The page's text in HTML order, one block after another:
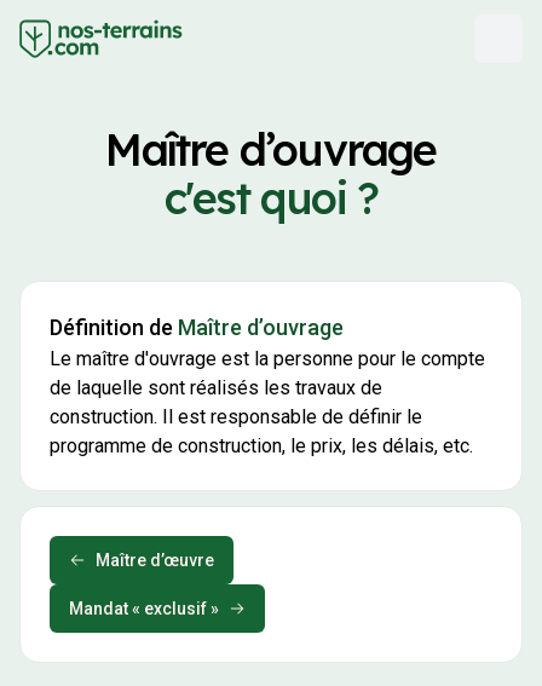
Maître d’ouvrage
c'est quoi ?
Définition de Maître d’ouvrage
Le maître d'ouvrage est la personne pour le compte
de laquelle sont réalisés les travaux de
construction. Il est responsable de définir le
programme de construction, le prix, les délais, etc.
Maître d’œuvre
Mandat « exclusif »